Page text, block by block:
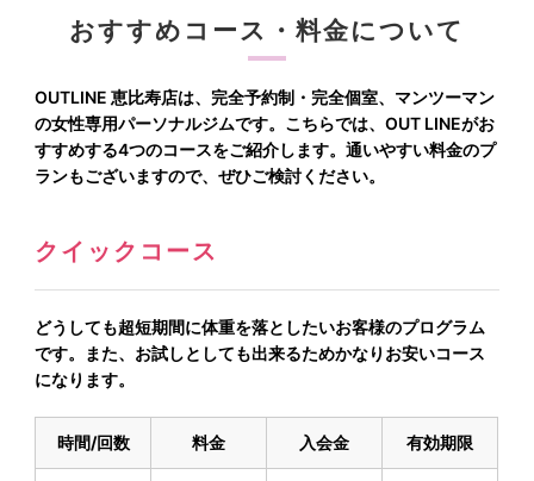
おすすめコース・料金について
OUTLINE 恵比寿店は、完全予約制・完全個室、マンツーマン
の女性専用パーソナルジムです。こちらでは、OUT LINEがお
すすめする4つのコースをご紹介します。通いやすい料金のプ
ランもございますので、ぜひご検討ください。
クイックコース
どうしても超短期間に体重を落としたいお客様のプログラム
です。また、お試しとしても出来るためかなりお安いコース
になります。
時間/回数 料金 入会金 有効期限